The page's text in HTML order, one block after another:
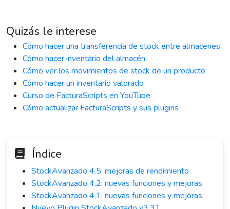
Quizás le interese
Cómo hacer una transferencia de stock entre almacenes
Cómo hacer inventario del almacén
Cómo ver los movimientos de stock de un producto
Cómo hacer un inventario valorado
Curso de FacturaScripts en YouTube
Cómo actualizar FacturaScripts y sus plugins
Índice
StockAvanzado 4.5: mejoras de rendimiento
StockAvanzado 4.2: nuevas funciones y mejoras
StockAvanzado 4.1: nuevas funciones y mejoras